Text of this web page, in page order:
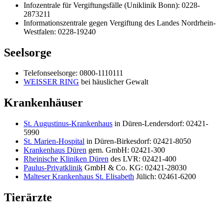
Infozentrale für Vergiftungsfälle (Uniklinik Bonn): 0228-
2873211
Informationszentrale gegen Vergiftung des Landes Nordrhein-
Westfalen: 0228-19240
Seelsorge
Telefonseelsorge: 0800-1110111
WEISSER RING bei häuslicher Gewalt
Krankenhäuser
St. Augustinus-Krankenhaus in Düren-Lendersdorf: 02421-
5990
St. Marien-Hospital in Düren-Birkesdorf: 02421-8050
Krankenhaus Düren gem. GmbH: 02421-300
Rheinische Kliniken Düren des LVR: 02421-400
Paulus-Privatklinik GmbH & Co. KG: 02421-28030
Malteser Krankenhaus St. Elisabeth Jülich: 02461-6200
Tierärzte